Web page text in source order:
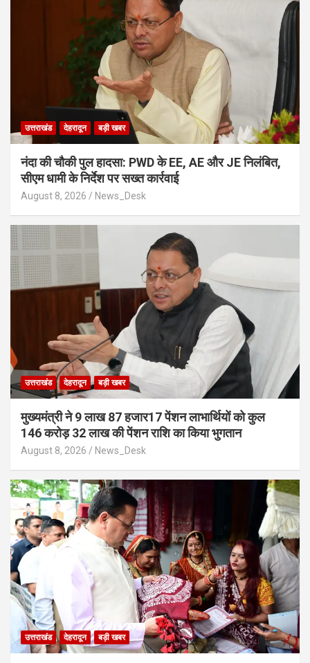
उत्तराखंड देहरादून बड़ी खबर
नंदा की चौकी पुल हादसा: PWD के EE, AE और JE निलंबित,
सीएम धामी के निर्देश पर सख्त कार्रवाई
August 8, 2026 News_Desk
उत्तराखंड देहरादून बड़ी खबर
मुख्यमंत्री ने 9 लाख 87 हजार17 पेंशन लाभार्थियों को कुल
146 करोड़ 32 लाख की पेंशन राशि का किया भुगतान
August 8, 2026 News_Desk
उत्तराखंड देहरादून बड़ी खबर